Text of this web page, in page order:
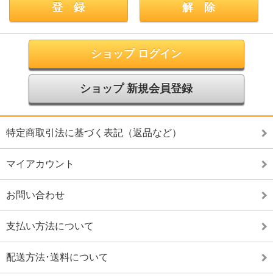
ショップ ログイン
ショップ 新規会員登録
特定商取引法に基づく表記（返品など）
マイアカウント
お問い合わせ
支払い方法について
配送方法･送料について